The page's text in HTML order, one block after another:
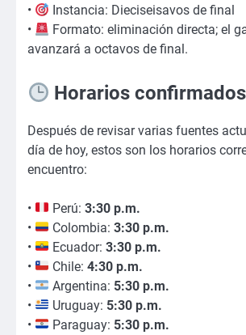
•
Instancia: Dieciseisavos de final
•
Formato: eliminación directa; el
avanzará a octavos de final.
Horarios confirmados
Después de revisar varias fuentes
día de hoy, estos son los horarios
encuentro:
• Perú:3:30 p.m.
•
Colombia:3:30 p.m.
•
Ecuador:3:30 p.m.
•
Chile:4:30 p.m.
•
Argentina: 5:30 p.m.
•
Uruguay: 5:30 p.m.
•
Paraguay: 5:30 p.m.